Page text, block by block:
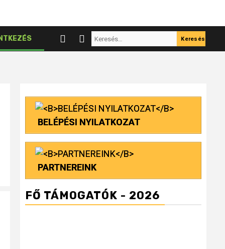
Keresés:
BELÉPÉSI NYILATKOZAT
PARTNEREINK
FŐ TÁMOGATÓK - 2026